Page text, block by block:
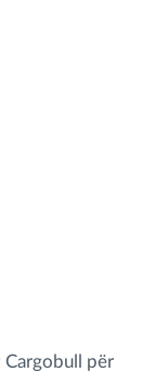
Cargobull për